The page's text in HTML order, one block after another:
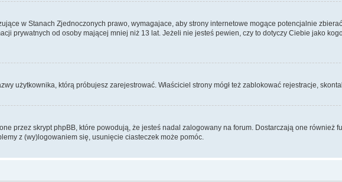
w Stanach Zjednoczonych prawo, wymagajace, aby strony internetowe mogące potencjalnie
prywatnych od osoby mającej mniej niż 13 lat. Jeżeli nie jesteś pewien, czy to dotyczy Ciebie jako
użytkownika, którą próbujesz zarejestrować. Właściciel strony mógł też zablokować rejestracje,
przez skrypt phpBB, które powodują, że jesteś nadal zalogowany na forum. Dostarczają one również
z (wy)logowaniem się, usunięcie ciasteczek może pomóc.